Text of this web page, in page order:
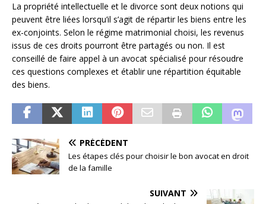
La propriété intellectuelle et le divorce sont deux notions qui
peuvent être liées lorsqu’il s’agit de répartir les biens entre les
ex-conjoints. Selon le régime matrimonial choisi, les revenus
issus de ces droits pourront être partagés ou non. Il est
conseillé de faire appel à un avocat spécialisé pour résoudre
ces questions complexes et établir une répartition équitable
des biens.
PRÉCÉDENT
Les étapes clés pour choisir le bon avocat en droit
de la famille
SUIVANT